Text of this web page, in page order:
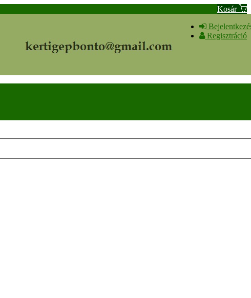
Kosár
Regisztráció